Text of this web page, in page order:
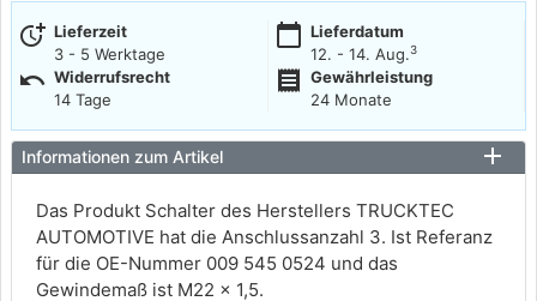
more_time Lieferzeit
3 - 5 Werktage
calendar_today Lieferdatum
12. - 14. Aug.3
undo Widerrufsrecht
14 Tage
receipt
Gewährleistung
24 Monate
Informationen zum Artikel
Das Produkt Schalter des Herstellers TRUCKTEC
AUTOMOTIVE hat die Anschlussanzahl 3. Ist Referanz
für die OE-Nummer 009 545 0524 und das
Gewindemaß ist M22 x 1,5.